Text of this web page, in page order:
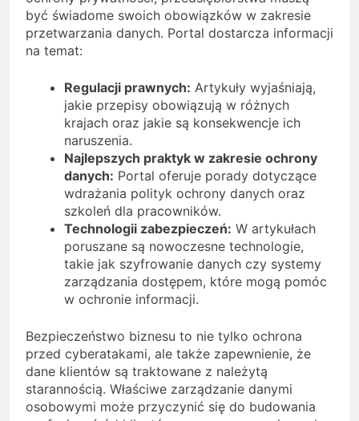
być świadome swoich obowiązków w zakresie
przetwarzania danych. Portal dostarcza informacji
na temat:
Regulacji prawnych: Artykuły wyjaśniają,
jakie przepisy obowiązują w różnych
krajach oraz jakie są konsekwencje ich
naruszenia.
Najlepszych praktyk w zakresie ochrony
danych: Portal oferuje porady dotyczące
wdrażania polityk ochrony danych oraz
szkoleń dla pracowników.
Technologii zabezpieczeń: W artykułach
poruszane są nowoczesne technologie,
takie jak szyfrowanie danych czy systemy
zarządzania dostępem, które mogą pomóc
w ochronie informacji.
Bezpieczeństwo biznesu to nie tylko ochrona
przed cyberatakami, ale także zapewnienie, że
dane klientów są traktowane z należytą
starannością. Właściwe zarządzanie danymi
osobowymi może przyczynić się do budowania